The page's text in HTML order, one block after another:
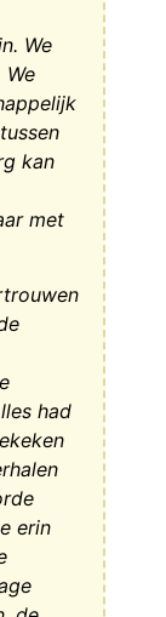
We
We
kan
met
had
erin